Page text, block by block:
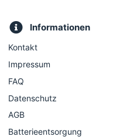
Informationen
Kontakt
Impressum
FAQ
Datenschutz
AGB
Batterieentsorgung